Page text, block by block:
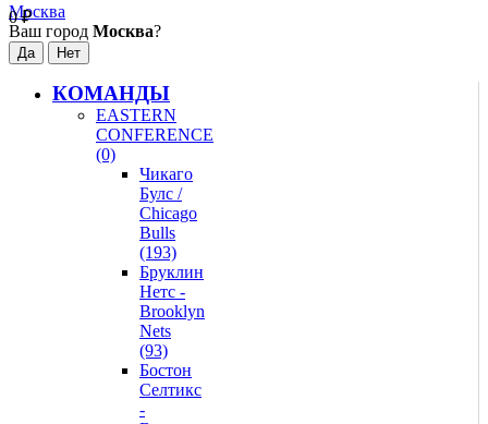
0₽
Москва
Ваш город Москва?
КОМАНДЫ
EASTERN
CONFERENCE
(0)
Чикаго
Булс /
Chicago
Bulls
(193)
Бруклин
Нетс -
Brooklyn
Nets
(93)
Бостон
Селтикс
-